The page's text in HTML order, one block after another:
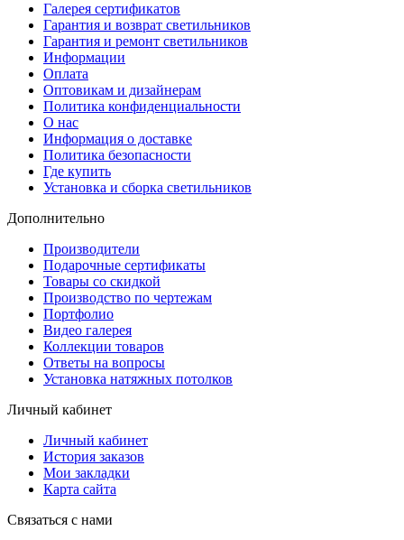
Галерея сертификатов
Гарантия и возврат светильников
Гарантия и ремонт светильников
Информации
Оплата
Оптовикам и дизайнерам
Политика конфиденциальности
О нас
Информация о доставке
Политика безопасности
Где купить
Установка и сборка светильников
Дополнительно
Производители
Подарочные сертификаты
Товары со скидкой
Производство по чертежам
Портфолио
Видео галерея
Коллекции товаров
Ответы на вопросы
Установка натяжных потолков
Личный кабинет
Личный кабинет
История заказов
Мои закладки
Карта сайта
Связаться с нами